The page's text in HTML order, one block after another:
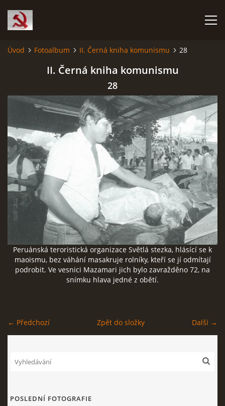
ČERNÁ KNIHA KOMUNISMU I.
ČERNÁ KNIHA KOMUNISMU II.
RUDÝ HLADOMOR: STALINOVA VÁLKA NA UKRAJINĚ
KATYŇSKÝ MASAKR
OSTATNÍ ZLOČINY KOMUNISMU
ČERNÁ KNIHA NACIONÁLNÍHO SOCIALISMU
ZLOČINY NACIONÁLNÍHO SOCIALISMU: FAKTA
Úvod Fotoalbum II. Černá kniha komunismu 28
II. Černá kniha komunismu
28
Peruánská teroristická organizace Světlá stezka, hlásící se k
maoismu, bez váhání masakruje rolníky, kteří se jí odmítají
podrobit. Ve vesnici Mazamari jich bylo zavražděno 72, na
snímku hlava jedné z obětí.
← Předchozí Další →
Zpět do složky
POSLEDNÍ FOTOGRAFIE